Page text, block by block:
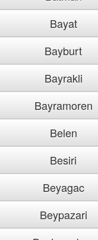
Bayat
Bayburt
Bayrakli
Bayramoren
Belen
Besiri
Beyagac
Beypazari